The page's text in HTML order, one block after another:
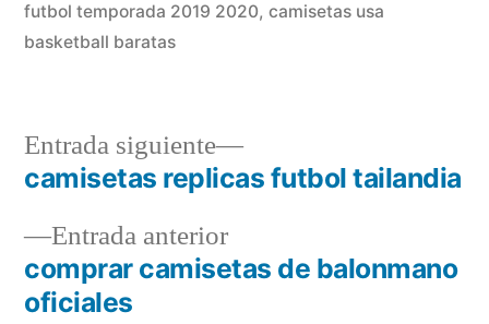
futbol temporada 2019 2020, camisetas usa
basketball baratas
Navegación
de
entradas
Entrada anteriorEntrada
anterior:
comprar camisetas de balonmano
oficiales
Entrada siguiente
Entrada
siguiente:
camisetas replicas futbol tailandia